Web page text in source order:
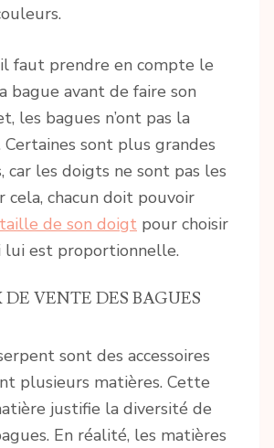
faut prendre en compte le
bague avant de faire son
les bagues n’ont pas la
sont plus grandes
car les doigts ne sont pas les
cela, chacun doit pouvoir
de son doigt pour choisir
lui est proportionnelle.
DE VENTE DES BAGUES
sont des accessoires
plusieurs matières. Cette
justifie la diversité de
En réalité, les matières